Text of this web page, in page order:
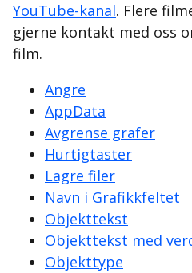
YouTube-kanal. Flere
gjerne kontakt med oss
film.
Angre
AppData
Avgrense grafer
Hurtigtaster
Lagre filer
Navn i Grafikkfeltet
Objekttekst
Objekttekst med
Objekttype